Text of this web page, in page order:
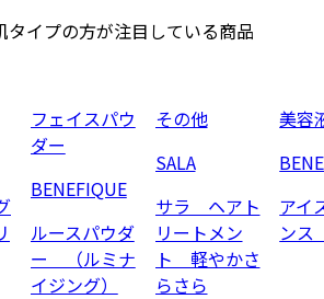
タイプの方が注目している商品
フェイスパウ
ダー
BENEFIQUE
ルースパウダ
ー （ルミナ
イジング）
その他
SALA
サラ ヘアト
リートメン
ト 軽やかさ
らさら
美容
アイ
ン